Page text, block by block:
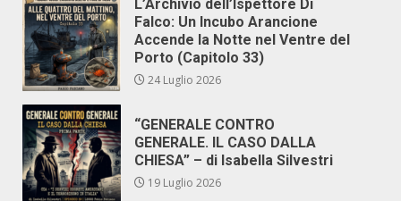
L’Archivio dell’Ispettore Di
Falco: Un Incubo Arancione
Accende la Notte nel Ventre del
Porto (Capitolo 33)
24 Luglio 2026
“GENERALE CONTRO
GENERALE. IL CASO DALLA
CHIESA” – di Isabella Silvestri
19 Luglio 2026